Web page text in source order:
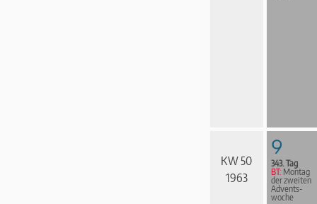
KW 50
1963
9
343. Tag
BT: Montag
der zweiten
Advents­
woche